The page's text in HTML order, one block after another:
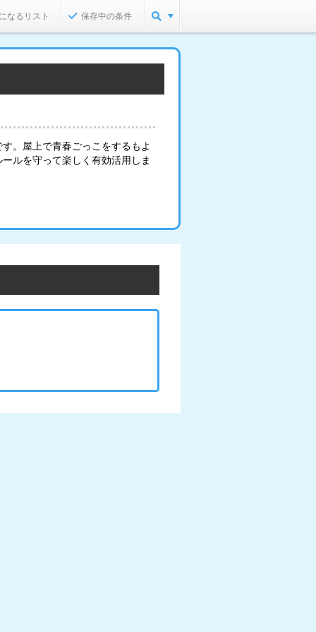
なるリスト 保存中の条件
。屋上で青春ごっこをするもよ
ルを守って楽しく有効活用しま